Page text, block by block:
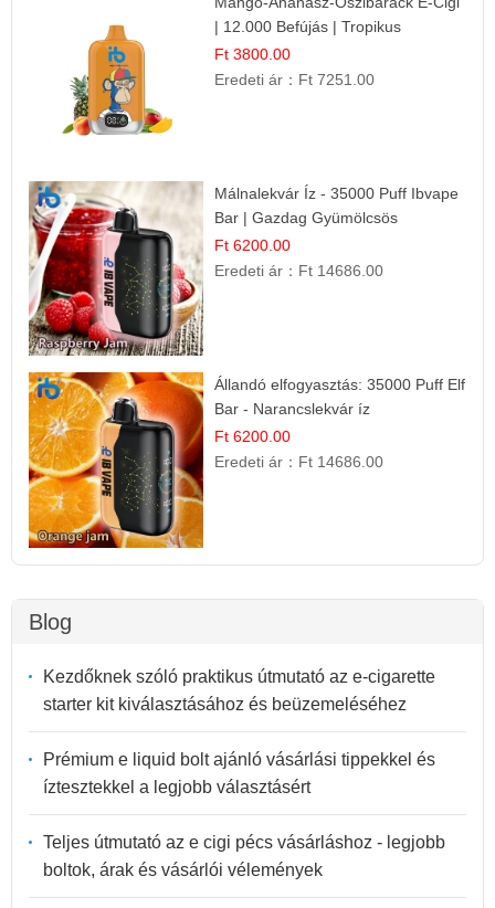
| 12.000 Befújás | Tropikus
Gyümölcs Íz
Ft 3800.00
Eredeti ár： Ft 7251.00
Málnalekvár Íz - 35000 Puff Ibvape
Bar | Gazdag Gyümölcsös
Ízélmény!
Ft 6200.00
Eredeti ár： Ft 14686.00
Állandó elfogyasztás: 35000 Puff Elf
Bar - Narancslekvár íz
Ft 6200.00
Eredeti ár： Ft 14686.00
Blog
Kezdőknek szóló praktikus útmutató az e-cigarette
starter kit kiválasztásához és beüzemeléséhez
Prémium e liquid bolt ajánló vásárlási tippekkel és
íztesztekkel a legjobb választásért
Teljes útmutató az e cigi pécs vásárláshoz - legjobb
boltok, árak és vásárlói vélemények